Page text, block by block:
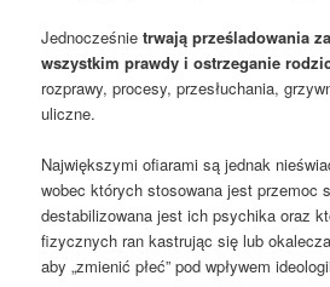
Jednocześnietrwają prześladowania
wszystkim prawdy i ostrzeganie
rozprawy, procesy, przesłuchania,
uliczne.
Największymi ofiarami są jednak
wobec których stosowana jest przemoc
destabilizowana jest ich psychika oraz
fizycznych ran kastrując się lub
aby „zmienić płeć” pod wpływem